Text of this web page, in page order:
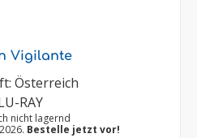
Vigilante
Österreich
RAY
nicht lagernd
Bestelle jetzt vor!